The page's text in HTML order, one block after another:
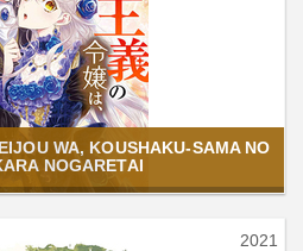
WA, KOUSHAKU-SAMA NO
NOGARETAI
2021